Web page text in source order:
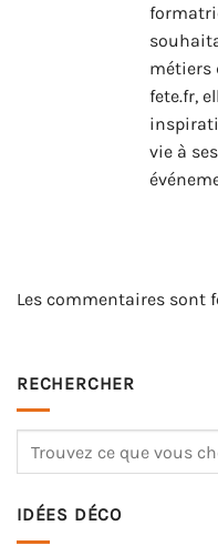
métiers
fete.fr,
vie à
Les commentaires sont
RECHERCHER
IDÉES DÉCO